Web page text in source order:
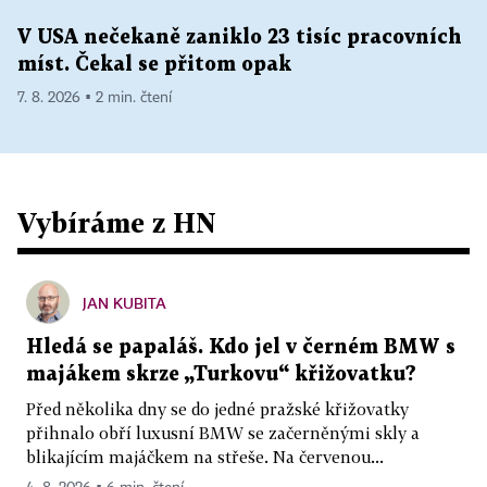
V USA nečekaně zaniklo 23 tisíc pracovních
míst. Čekal se přitom opak
7. 8. 2026 ▪ 2 min. čtení
Vybíráme z HN
JAN KUBITA
Hledá se papaláš. Kdo jel v černém BMW s
majákem skrze „Turkovu“ křižovatku?
Před několika dny se do jedné pražské křižovatky
přihnalo obří luxusní BMW se začerněnými skly a
blikajícím majáčkem na střeše. Na červenou...